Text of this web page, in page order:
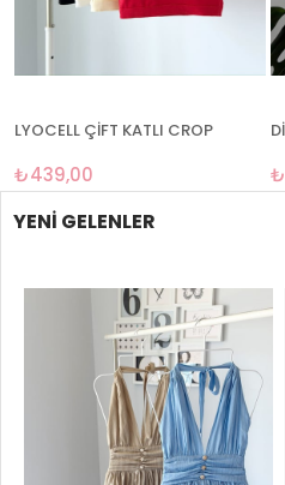
LYOCELL ÇİFT KATLI CROP
₺439,00
YENI GELENLER